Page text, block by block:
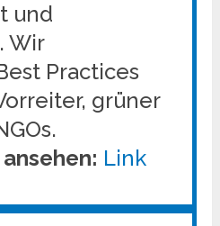
und
Wir
Practices
grüner
Link